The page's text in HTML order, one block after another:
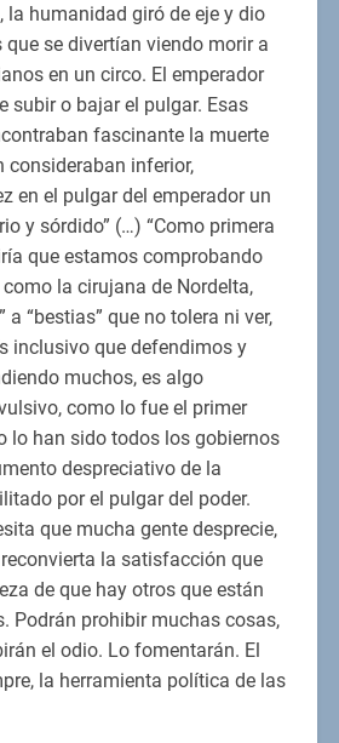
la humanidad giró de eje y dio
se divertían viendo morir a
en un circo. El emperador
subir o bajar el pulgar. Esas
fascinante la muerte
consideraban inferior,
en el pulgar del emperador un
y sórdido” (…) “Como primera
que estamos comprobando
la cirujana de Nordelta,
a “bestias” que no tolera ni ver,
inclusivo que defendimos y
muchos, es algo
como lo fue el primer
lo han sido todos los gobiernos
despreciativo de la
por el pulgar del poder.
que mucha gente desprecie,
la satisfacción que
de que hay otros que están
Podrán prohibir muchas cosas,
el odio. Lo fomentarán. El
la herramienta política de las